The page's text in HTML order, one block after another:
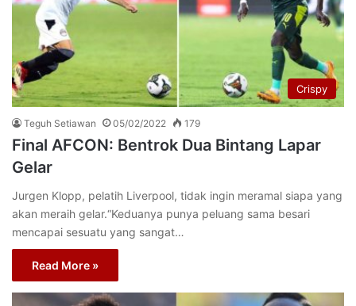
Crispy
Teguh Setiawan 05/02/2022 179
Final AFCON: Bentrok Dua Bintang Lapar
Gelar
Jurgen Klopp, pelatih Liverpool, tidak ingin meramal siapa yang
akan meraih gelar.“Keduanya punya peluang sama besari
mencapai sesuatu yang sangat…
Read More »